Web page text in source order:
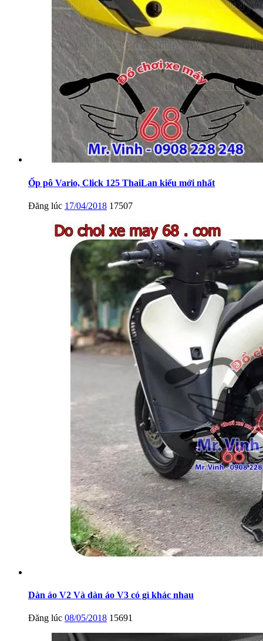
Ốp pô Vario, Click 125 ThaiLan kiểu mới nhất
Đăng lúc 17/04/2018 17507
Dàn áo V2 Và dàn áo V3 có gì khác nhau
Đăng lúc 08/05/2018 15691